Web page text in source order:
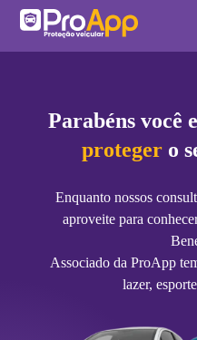
Parabéns você
proteger o
Enquanto nossos
aproveite para
Associado da ProApp
lazer,